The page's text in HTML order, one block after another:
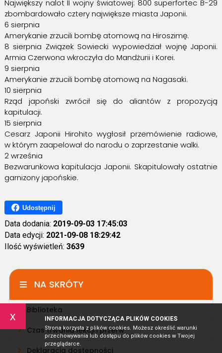
x INFORMACJA DOTYCZĄCA PLIKÓW COOKIES
Strona korzysta z plików cookies. Możesz określić warunki
przechowywania lub dostępu do plików cookies w Twojej
przeglądarce.
Największy nalot II wojny światowej: 800 superfortec B-29
zbombardowało cztery największe miasta Japonii.
6 sierpnia
Amerykanie zrzucili bombę atomową na Hiroszimę.
8 sierpnia Związek Sowiecki wypowiedział wojnę Japonii.
Armia Czerwona wkroczyła do Mandżurii i Korei.
9 sierpnia
Amerykanie zrzucili bombę atomową na Nagasaki.
10 sierpnia
Rząd japoński zwrócił się do aliantów z propozycją
kapitulacji.
15 sierpnia
Cesarz Japonii Hirohito wygłosił przemówienie radiowe,
w którym zaapelował do narodu o zaprzestanie walki.
2 września
Bezwarunkowa kapitulacja Japonii. Skapitulowały ostatnie
garnizony japońskie.
Udostępnij
Data dodania: 2019-09-03 17:45:03
Data edycji: 2021-09-08 18:29:42
Ilość wyświetleń: 3639
NA SKRÓTY
Biblioteka
Czas trwania lekcji i przerw
Deklaracja dostępności